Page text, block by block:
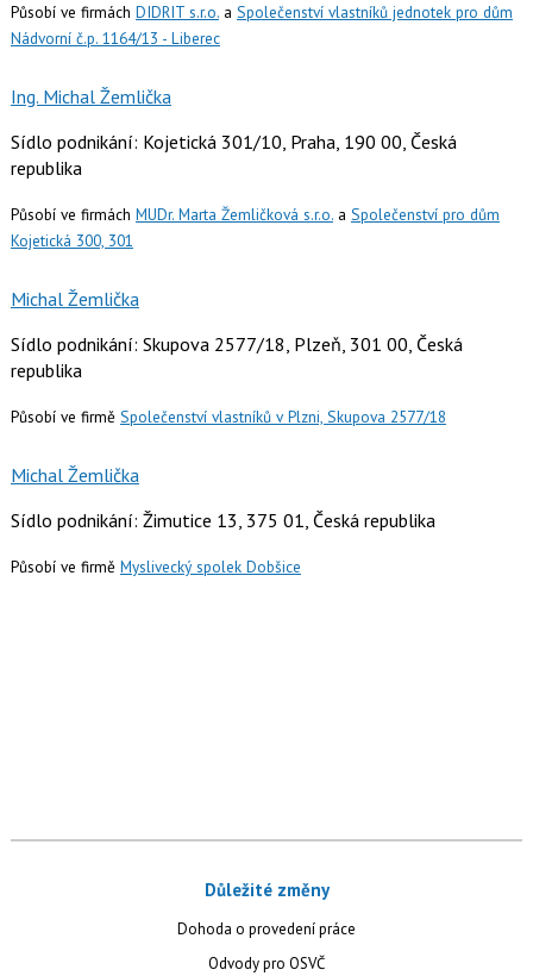
Působí ve firmách DIDRIT s.r.o.a Společenství vlastníků jednotek pro dům
Nádvorní č.p. 1164/13 - Liberec
Ing. Michal Žemlička
Sídlo podnikání: Kojetická 301/10, Praha, 190 00, Česká
republika
Působí ve firmách MUDr. Marta Žemličková s.r.o.a Společenství pro dům
Kojetická 300, 301
Michal Žemlička
Sídlo podnikání: Skupova 2577/18, Plzeň, 301 00, Česká
republika
Působí ve firmě Společenství vlastníků v Plzni, Skupova 2577/18
Michal Žemlička
Sídlo podnikání: Žimutice 13, 375 01, Česká republika
Působí ve firmě Myslivecký spolek Dobšice
Důležité změny
Dohoda o provedení práce
Odvody pro OSVČ